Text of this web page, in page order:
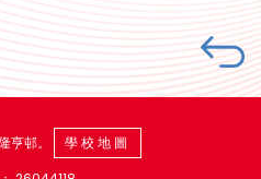
亨邨。
學校地圖